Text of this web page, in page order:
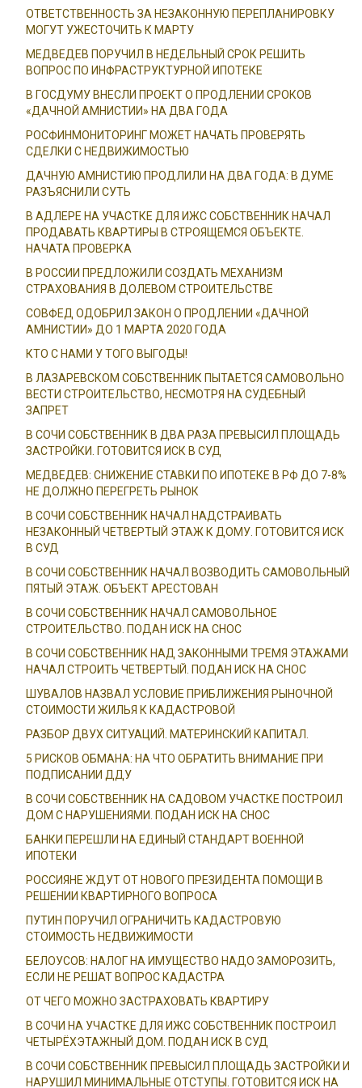
ОТВЕТСТВЕННОСТЬ ЗА НЕЗАКОННУЮ ПЕРЕПЛАНИРОВКУ
МОГУТ УЖЕСТОЧИТЬ К МАРТУ
МЕДВЕДЕВ ПОРУЧИЛ В НЕДЕЛЬНЫЙ СРОК РЕШИТЬ
ВОПРОС ПО ИНФРАСТРУКТУРНОЙ ИПОТЕКЕ
В ГОСДУМУ ВНЕСЛИ ПРОЕКТ О ПРОДЛЕНИИ СРОКОВ
«ДАЧНОЙ АМНИСТИИ» НА ДВА ГОДА
РОСФИНМОНИТОРИНГ МОЖЕТ НАЧАТЬ ПРОВЕРЯТЬ
СДЕЛКИ С НЕДВИЖИМОСТЬЮ
ДАЧНУЮ АМНИСТИЮ ПРОДЛИЛИ НА ДВА ГОДА: В ДУМЕ
РАЗЪЯСНИЛИ СУТЬ
В АДЛЕРЕ НА УЧАСТКЕ ДЛЯ ИЖС СОБСТВЕННИК НАЧАЛ
ПРОДАВАТЬ КВАРТИРЫ В СТРОЯЩЕМСЯ ОБЪЕКТЕ.
НАЧАТА ПРОВЕРКА
В РОССИИ ПРЕДЛОЖИЛИ СОЗДАТЬ МЕХАНИЗМ
СТРАХОВАНИЯ В ДОЛЕВОМ СТРОИТЕЛЬСТВЕ
СОВФЕД ОДОБРИЛ ЗАКОН О ПРОДЛЕНИИ «ДАЧНОЙ
АМНИСТИИ» ДО 1 МАРТА 2020 ГОДА
КТО С НАМИ У ТОГО ВЫГОДЫ!
В ЛАЗАРЕВСКОМ СОБСТВЕННИК ПЫТАЕТСЯ САМОВОЛЬНО
ВЕСТИ СТРОИТЕЛЬСТВО, НЕСМОТРЯ НА СУДЕБНЫЙ
ЗАПРЕТ
В СОЧИ СОБСТВЕННИК В ДВА РАЗА ПРЕВЫСИЛ ПЛОЩАДЬ
ЗАСТРОЙКИ. ГОТОВИТСЯ ИСК В СУД
МЕДВЕДЕВ: СНИЖЕНИЕ СТАВКИ ПО ИПОТЕКЕ В РФ ДО 7-8%
НЕ ДОЛЖНО ПЕРЕГРЕТЬ РЫНОК
В СОЧИ СОБСТВЕННИК НАЧАЛ НАДСТРАИВАТЬ
НЕЗАКОННЫЙ ЧЕТВЕРТЫЙ ЭТАЖ К ДОМУ. ГОТОВИТСЯ ИСК
В СУД
В СОЧИ СОБСТВЕННИК НАЧАЛ ВОЗВОДИТЬ САМОВОЛЬНЫЙ
ПЯТЫЙ ЭТАЖ. ОБЪЕКТ АРЕСТОВАН
В СОЧИ СОБСТВЕННИК НАЧАЛ САМОВОЛЬНОЕ
СТРОИТЕЛЬСТВО. ПОДАН ИСК НА СНОС
В СОЧИ СОБСТВЕННИК НАД ЗАКОННЫМИ ТРЕМЯ ЭТАЖАМИ
НАЧАЛ СТРОИТЬ ЧЕТВЕРТЫЙ. ПОДАН ИСК НА СНОС
ШУВАЛОВ НАЗВАЛ УСЛОВИЕ ПРИБЛИЖЕНИЯ РЫНОЧНОЙ
СТОИМОСТИ ЖИЛЬЯ К КАДАСТРОВОЙ
РАЗБОР ДВУХ СИТУАЦИЙ. МАТЕРИНСКИЙ КАПИТАЛ.
5 РИСКОВ ОБМАНА: НА ЧТО ОБРАТИТЬ ВНИМАНИЕ ПРИ
ПОДПИСАНИИ ДДУ
В СОЧИ СОБСТВЕННИК НА САДОВОМ УЧАСТКЕ ПОСТРОИЛ
ДОМ С НАРУШЕНИЯМИ. ПОДАН ИСК НА СНОС
БАНКИ ПЕРЕШЛИ НА ЕДИНЫЙ СТАНДАРТ ВОЕННОЙ
ИПОТЕКИ
РОССИЯНЕ ЖДУТ ОТ НОВОГО ПРЕЗИДЕНТА ПОМОЩИ В
РЕШЕНИИ КВАРТИРНОГО ВОПРОСА
ПУТИН ПОРУЧИЛ ОГРАНИЧИТЬ КАДАСТРОВУЮ
СТОИМОСТЬ НЕДВИЖИМОСТИ
БЕЛОУСОВ: НАЛОГ НА ИМУЩЕСТВО НАДО ЗАМОРОЗИТЬ,
ЕСЛИ НЕ РЕШАТ ВОПРОС КАДАСТРА
ОТ ЧЕГО МОЖНО ЗАСТРАХОВАТЬ КВАРТИРУ
В СОЧИ НА УЧАСТКЕ ДЛЯ ИЖС СОБСТВЕННИК ПОСТРОИЛ
ЧЕТЫРЁХЭТАЖНЫЙ ДОМ. ПОДАН ИСК В СУД
В СОЧИ СОБСТВЕННИК ПРЕВЫСИЛ ПЛОЩАДЬ ЗАСТРОЙКИ И
НАРУШИЛ МИНИМАЛЬНЫЕ ОТСТУПЫ. ГОТОВИТСЯ ИСК НА